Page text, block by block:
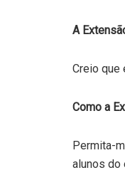
A
Creio que
Como a
Permita-
alunos do